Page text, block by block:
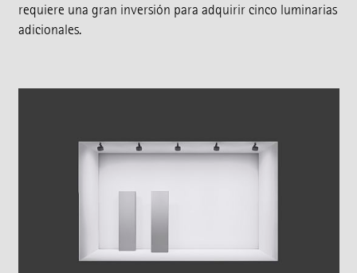
requiere una gran inversión para adquirir cinco luminarias
adicionales.